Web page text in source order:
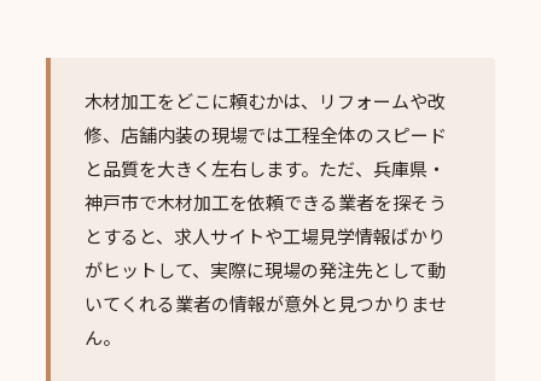
木材加工をどこに頼むかは、リフォームや改
修、店舗内装の現場では工程全体のスピード
と品質を大きく左右します。ただ、兵庫県・
神戸市で木材加工を依頼できる業者を探そう
とすると、求人サイトや工場見学情報ばかり
がヒットして、実際に現場の発注先として動
いてくれる業者の情報が意外と見つかりませ
ん。